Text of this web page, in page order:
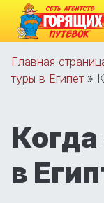
Главная
туры в Египет »
Когда
в